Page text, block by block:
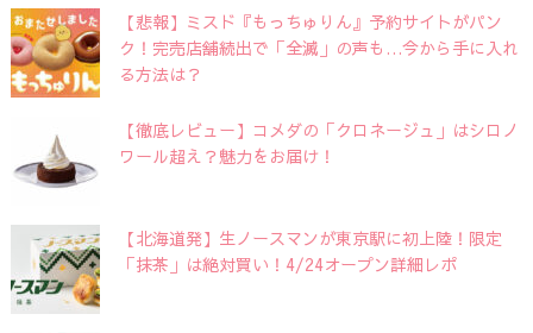
【悲報】ミスド『もっちゅりん』予約サイトがパン
ク！完売店舗続出で「全滅」の声も…今から手に入れ
る方法は？
【徹底レビュー】コメダの「クロネージュ」はシロノ
ワール超え？魅力をお届け！
【北海道発】生ノースマンが東京駅に初上陸！限定
「抹茶」は絶対買い！4/24オープン詳細レポ